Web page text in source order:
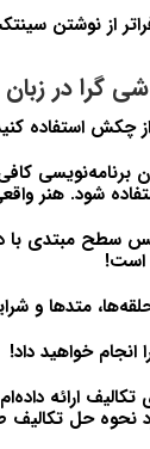
از نوشتن
گرا در
چکش استفاده
برنامه‌نویسی
شود. هنر
سطح مبتدی
متدها و
خواهید داد!
ارائه
نحوه حل تکالیف